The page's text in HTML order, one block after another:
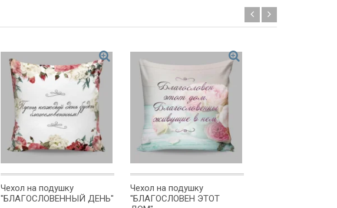
Чехол на подушку
"БЛАГОСЛОВЕННЫЙ ДЕНЬ"
Чехол на подушку
"БЛАГОСЛОВЕН ЭТОТ